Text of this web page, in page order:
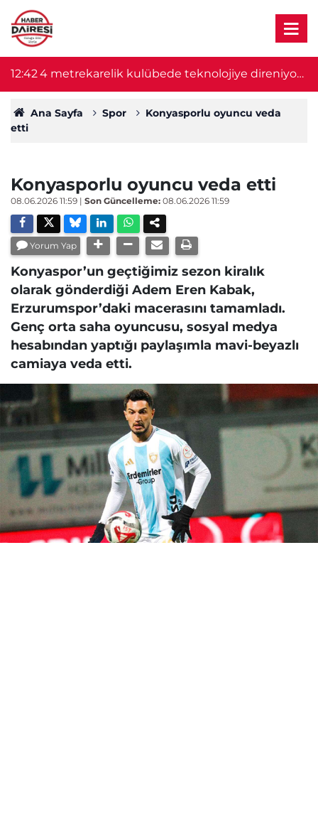
12:424 metrekarelik kulübede teknolojiye direniyor!
22 yıldır vatandaşların sesi oluyor
Ana Sayfa Spor
Konyasporlu oyuncu veda
etti
Konyasporlu oyuncu veda etti
08.06.2026 11:59 | Son Güncelleme: 08.06.2026 11:59
Yorum Yap
Konyaspor’un geçtiğimiz sezon kiralık
olarak gönderdiği Adem Eren Kabak,
Erzurumspor’daki macerasını tamamladı.
Genç orta saha oyuncusu, sosyal medya
hesabından yaptığı paylaşımla mavi-beyazlı
camiaya veda etti.